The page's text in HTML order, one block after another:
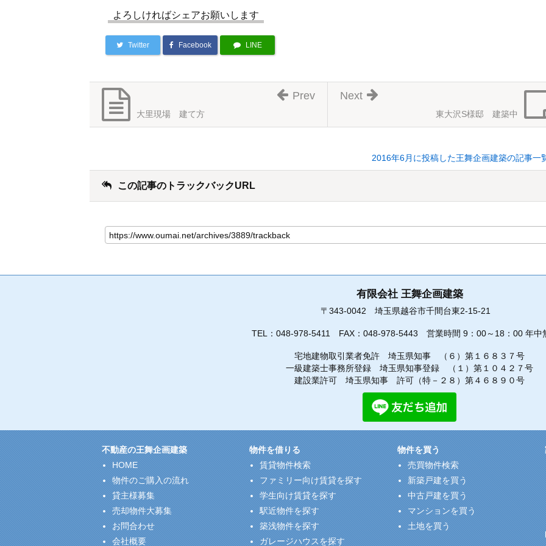
よろしければシェアお願いします
Twitter Facebook LINE
東大沢S様邸 建築中
Next
大里現場 建て方
Prev
2016年6月に投稿した王舞企画建築の記事一
この記事のトラックバックURL
有限会社 王舞企画建築
〒343-0042 埼玉県越谷市千間台東2-15-21
TEL： 048-978-5411 FAX：048-978-5443 営業時間 9：00～18：00 年中
宅地建物取引業者免許 埼玉県知事 （６）第１６８３７号
一級建築士事務所登録 埼玉県知事登録 （１）第１０４２７号
建設業許可 埼玉県知事 許可（特－２８）第４６８９０号
不動産の王舞企画建築
HOME
物件のご購入の流れ
貸主様募集
売却物件大募集
お問合わせ
会社概要
物件を借りる
賃貸物件検索
ファミリー向け賃貸を探す
学生向け賃貸を探す
駅近物件を探す
築浅物件を探す
ガレージハウスを探す
物件を買う
売買物件検索
新築戸建を買う
中古戸建を買う
マンションを買う
土地を買う